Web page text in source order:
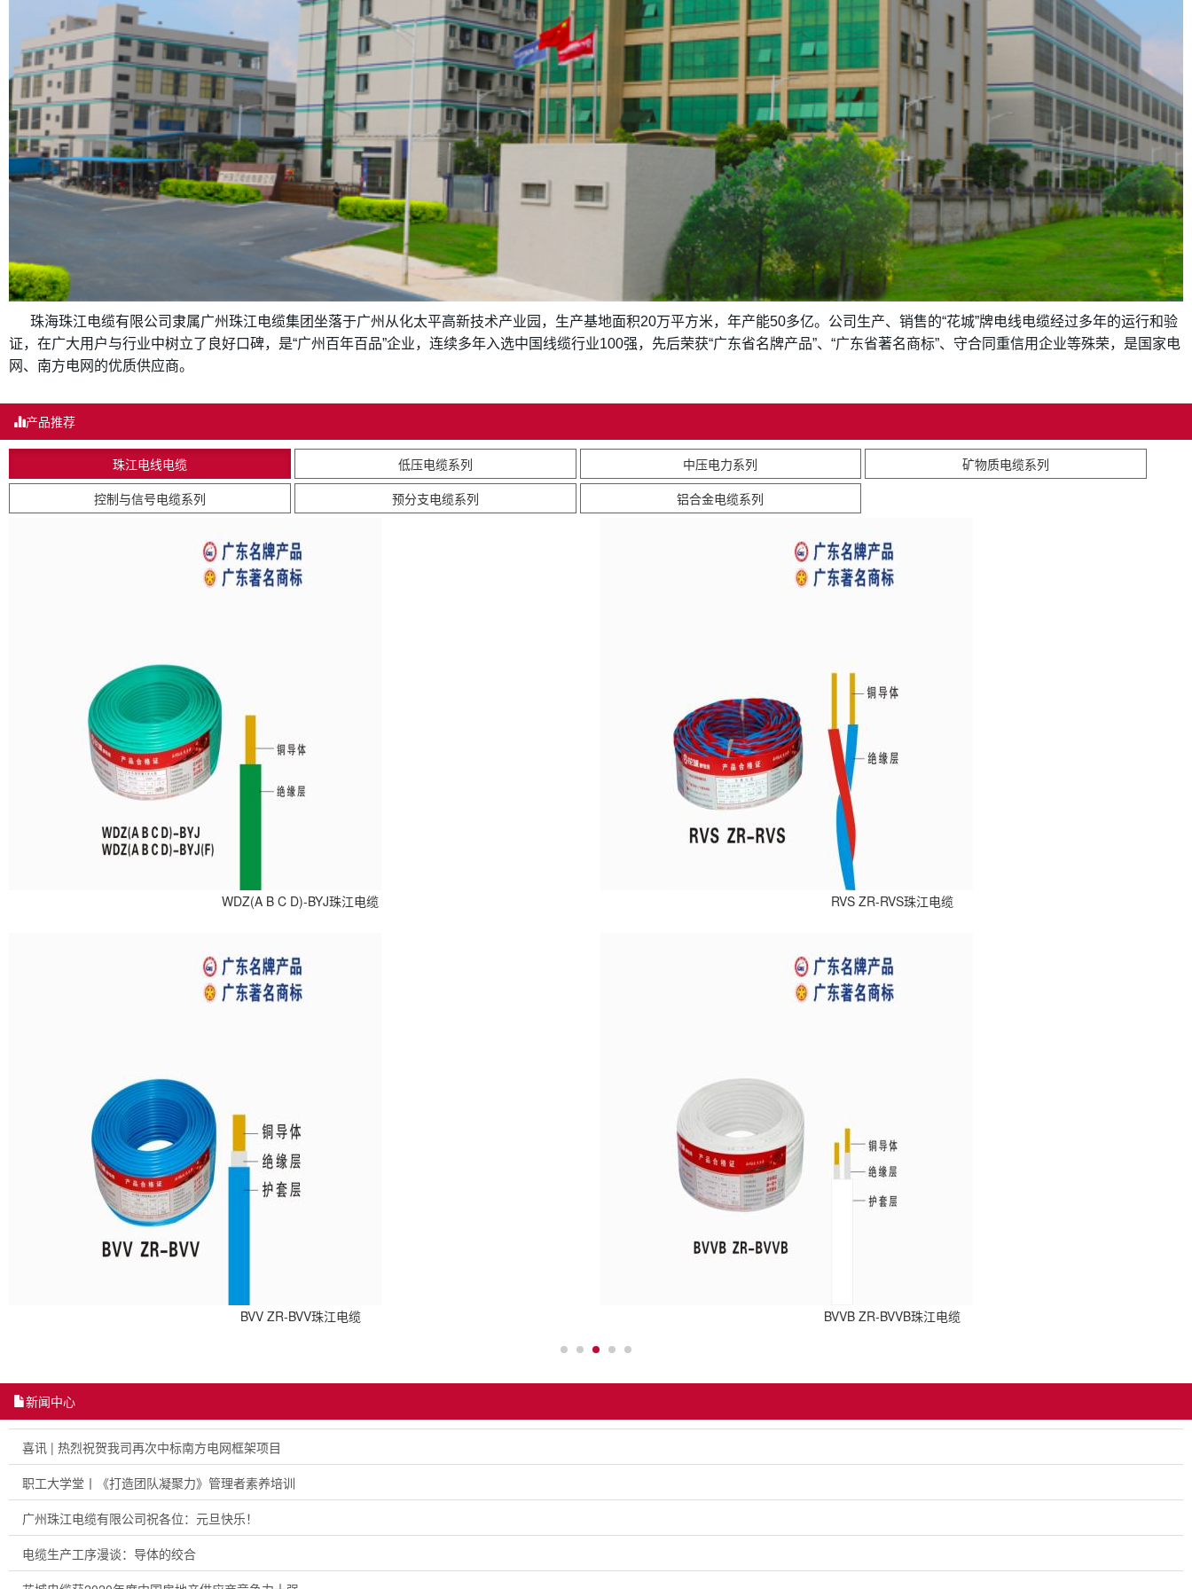
珠海珠江电缆有限公司隶属广州珠江电缆集团坐落于广州从化太平高新技术产业园，生产基地面积20万平方米，年产能50多亿。公司生产、销售的“花城”牌电线电缆经过多年的运行和验
证，在广大用户与行业中树立了良好口碑，是“广州百年百品”企业，连续多年入选中国线缆行业100强，先后荣获“广东省名牌产品”、“广东省著名商标”、守合同重信用企业等殊荣，是国家电
网、南方电网的优质供应商。
产品推荐
珠江电线电缆 低压电缆系列 中压电力系列
矿物质电缆系列
控制与信号电缆系列
预分支电缆系列 铝合金电缆系列
WDZ(A B C D)-BYJ珠江电缆
BVV ZR-BVV珠江电缆
RVS ZR-RVS珠江电缆
BVVB ZR-BVVB珠江电缆
新闻中心
喜讯 | 热烈祝贺我司再次中标南方电网框架项目
职工大学堂丨《打造团队凝聚力》管理者素养培训
广州珠江电缆有限公司祝各位：元旦快乐！
电缆生产工序漫谈：导体的绞合